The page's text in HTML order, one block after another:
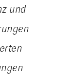
und